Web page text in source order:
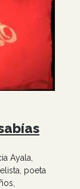
Ayala,
poeta